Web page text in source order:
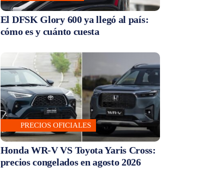
El DFSK Glory 600 ya llegó al país:
cómo es y cuánto cuesta
PRECIOS OFICIALES
Honda WR-V VS Toyota Yaris Cross:
precios congelados en agosto 2026